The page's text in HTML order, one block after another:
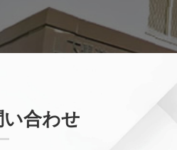
い合わせ